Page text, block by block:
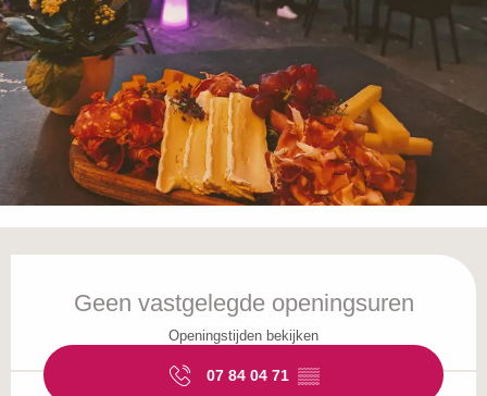
Geen vastgelegde openingsuren
Openingstijden bekijken
07 84 04 71 ▒▒